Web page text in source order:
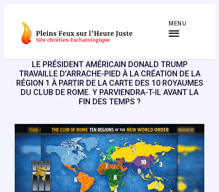
contenu
MENU
LE PRÉSIDENT AMÉRICAIN DONALD TRUMP
TRAVAILLE D’ARRACHE-PIED À LA CRÉATION DE LA
RÉGION 1 À PARTIR DE LA CARTE DES 10 ROYAUMES
DU CLUB DE ROME. Y PARVIENDRA-T-IL AVANT LA
FIN DES TEMPS ?